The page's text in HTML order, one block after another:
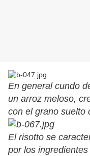
En general cundo
un arroz meloso,
con el grano suelto
El risotto se
por los ingredientes